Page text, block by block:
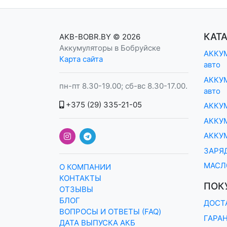
AKB-BOBR.BY © 2026
Аккумуляторы в Бобруйске
Карта сайта
пн-пт 8.30-19.00; сб-вс 8.30-17.00.
+375 (29) 335-21-05
О КОМПАНИИ
КОНТАКТЫ
ОТЗЫВЫ
БЛОГ
ВОПРОСЫ И ОТВЕТЫ (FAQ)
ДАТА ВЫПУСКА АКБ
авто
авто